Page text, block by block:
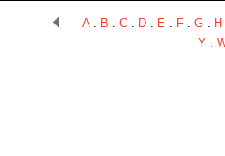
A. B . C. D. E . F. G. H
Y .